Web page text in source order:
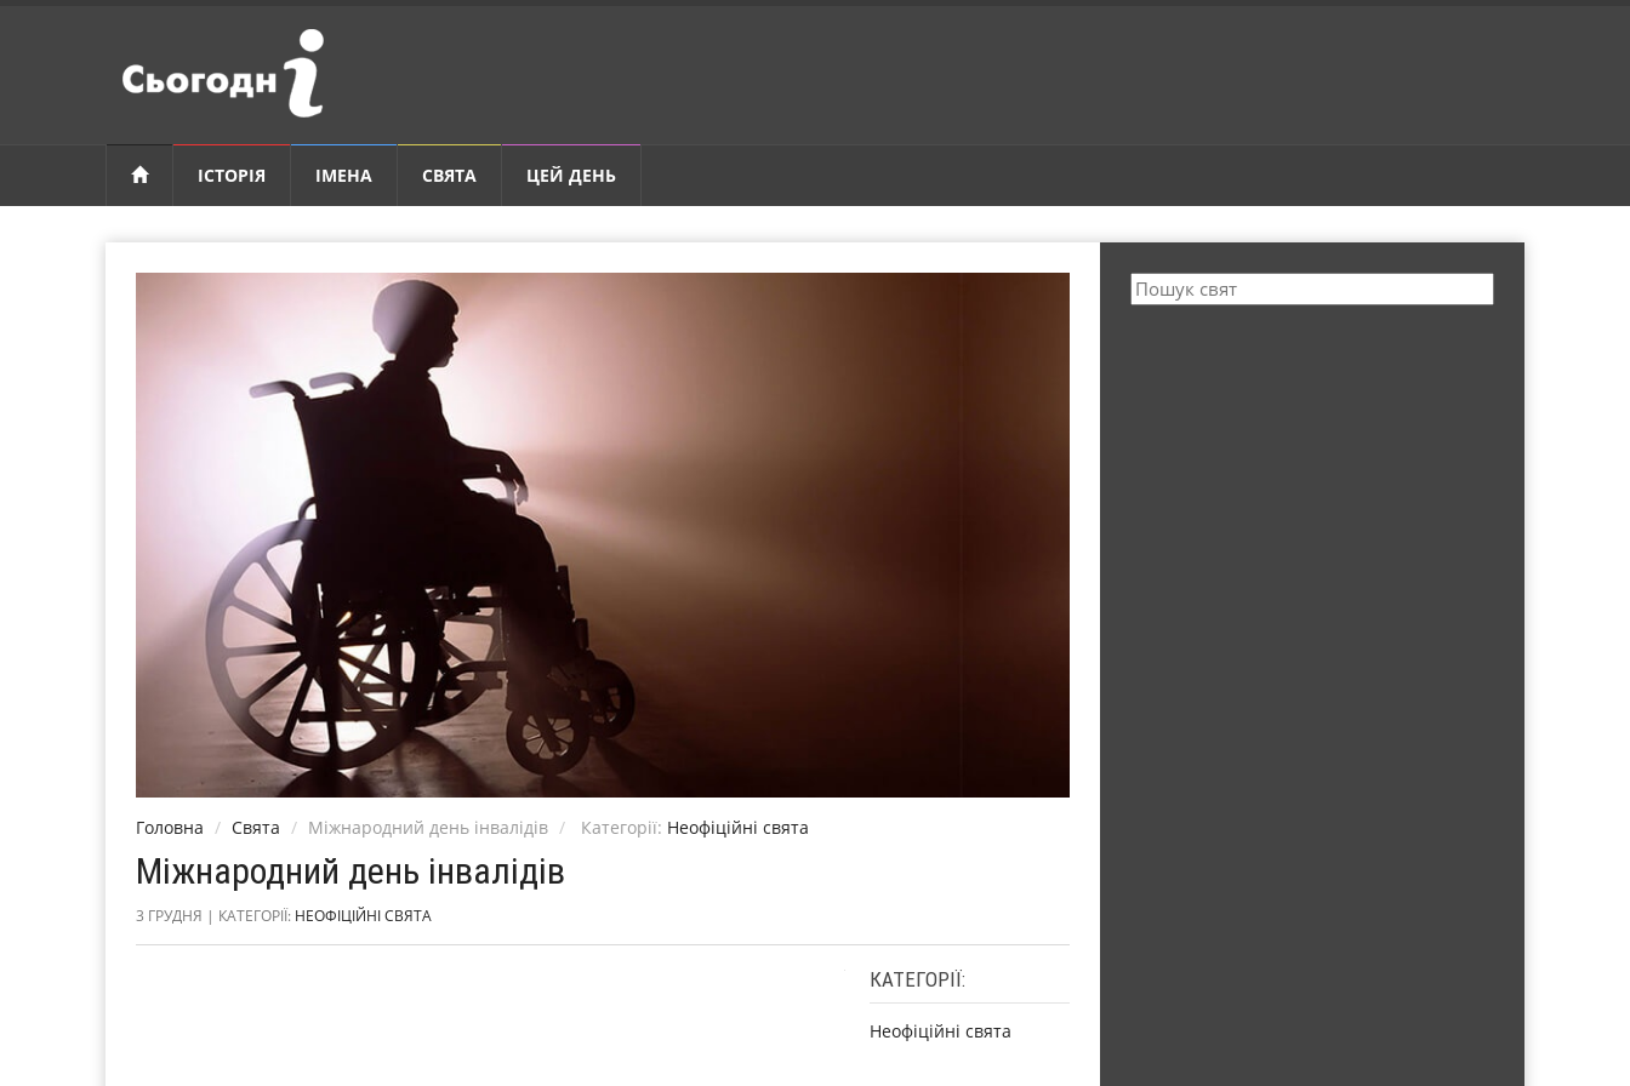
ІСТОРІЯ ІМЕНА СВЯТА ЦЕЙ ДЕНЬ
Головна Свята Міжнародний день інвалідів Категорії: Неофіційні свята
Міжнародний день інвалідів
3 ГРУДНЯ | КАТЕГОРІЇ: НЕОФІЦІЙНІ СВЯТА
КАТЕГОРІЇ:
Неофіційні свята